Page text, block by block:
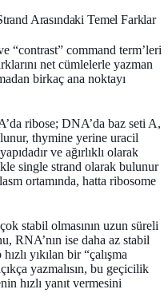
Arasındaki Temel Farklar
“contrast” command term’leri
net cümlelerle yazman
birkaç ana noktayı
ribose; DNA’da baz seti A,
thymine yerine uracil
yapıdadır ve ağırlıklı olarak
single strand olarak bulunur
ortamında, hatta ribosome
stabil olmasının uzun süreli
RNA’nın ise daha az stabil
yıkılan bir “çalışma
yazmalısın, bu geçicilik
hızlı yanıt vermesini